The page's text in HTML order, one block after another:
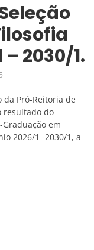
2030/1.
Pró-Reitoria de
resultado do
em
2026/1 -2030/1, a